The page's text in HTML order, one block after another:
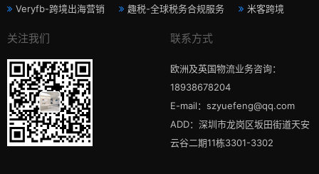
Veryfb-跨境出海营销 趣税-全球税务合规服务 米客跨境
关注我们 联系方式
欧洲及英国物流业务咨询：
18938678204
E-mail：szyuefeng@qq.com
ADD：深圳市龙岗区坂田街道天安
云谷二期11栋3301-3302